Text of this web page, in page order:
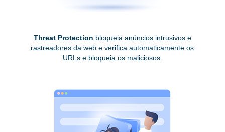
Threat Protection bloqueia anúncios intrusivos e
rastreadores da web e verifica automaticamente os
URLs e bloqueia os maliciosos.